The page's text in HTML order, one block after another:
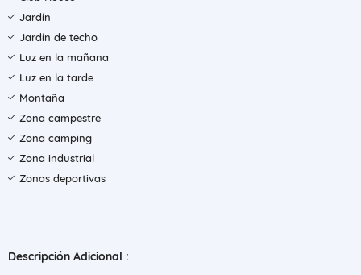
Jardín
Jardín de techo
Luz en la mañana
Luz en la tarde
Montaña
Zona campestre
Zona camping
Zona industrial
Zonas deportivas
Descripción Adicional :